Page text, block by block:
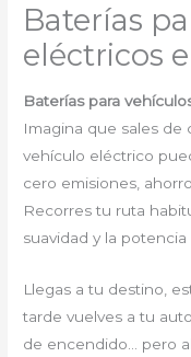
Baterías
eléctricos
Baterías para
Imagina que sales de
vehículo eléctrico
cero emisiones,
Recorres tu ruta
suavidad y la
Llegas a tu destino,
tarde vuelves a tu
de encendido… pero